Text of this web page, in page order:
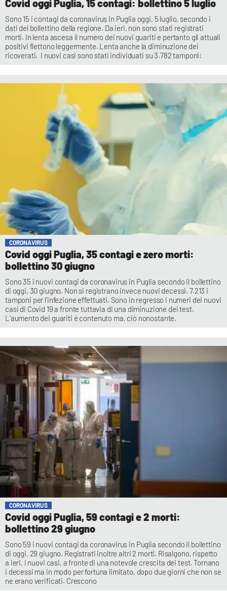
Covid oggi Puglia, 15 contagi: bollettino 5 luglio
Sono 15 i contagi da coronavirus in Puglia oggi, 5 luglio, secondo i
dati del bollettino della regione. Da ieri, non sono stati registrati
morti. In lenta ascesa il numero dei nuovi guariti e pertanto gli attuali
positivi flettono leggermente. Lenta anche la diminuzione dei
ricoverati. I nuovi casi sono stati individuati su 3.782 tamponi:
CORONAVIRUS
Covid oggi Puglia, 35 contagi e zero morti:
bollettino 30 giugno
Sono 35 i nuovi contagi da coronavirus in Puglia secondo il bollettino
di oggi, 30 giugno. Non si registrano invece nuovi decessi. 7.213 i
tamponi per l’infezione effettuati. Sono in regresso i numeri dei nuovi
casi di Covid 19 a fronte tuttavia di una diminuzione dei test.
L’aumento dei guariti è contenuto ma, ciò nonostante,
CORONAVIRUS
Covid oggi Puglia, 59 contagi e 2 morti:
bollettino 29 giugno
Sono 59 i nuovi contagi da coronavirus in Puglia secondo il bollettino
di oggi, 29 giugno. Registrati inoltre altri 2 morti. Risalgono, rispetto
a ieri, i nuovi casi, a fronte di una notevole crescita dei test. Tornano
i decessi ma in modo per fortuna limitato, dopo due giorni che non se
ne erano verificati. Crescono